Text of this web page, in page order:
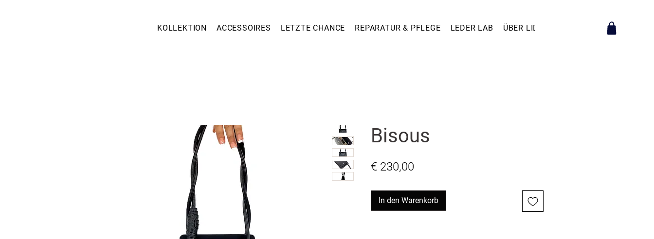
KOLLEKTION ACCESSOIRES LETZTE CHANCE REPARATUR & PFLEGE LEDER LAB ÜBER LIDA RAIMUND KONTAKT
Bisous
€ 230,00
In den Warenkorb